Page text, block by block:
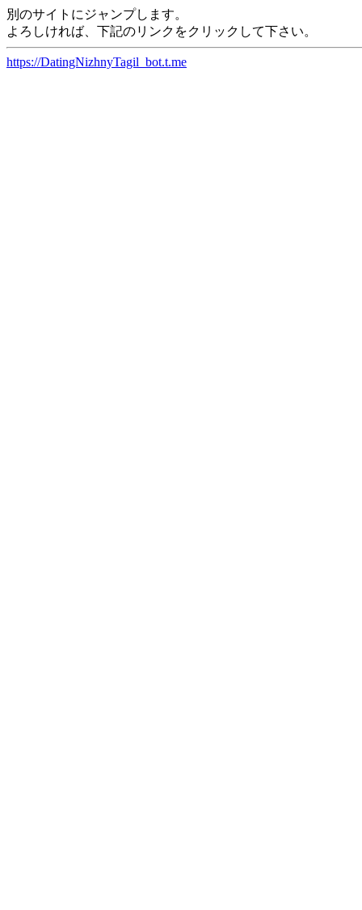
別のサイトにジャンプします。
よろしければ、下記のリンクをクリックして下さい。
https://DatingNizhnyTagil_bot.t.me